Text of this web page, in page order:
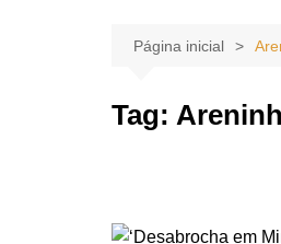
Página inicial
Tag: